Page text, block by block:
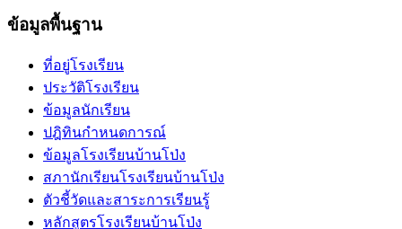
ข้อมูลพื้นฐาน
ที่อยู่โรงเรียน
ประวัติโรงเรียน
ข้อมูลนักเรียน
ปฎิทินกำหนดการณ์
ข้อมูลโรงเรียนบ้านโป่ง
สภานักเรียนโรงเรียนบ้านโป่ง
ตัวชี้วัดและสาระการเรียนรู้
หลักสูตรโรงเรียนบ้านโป่ง